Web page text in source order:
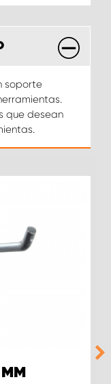
soporte
que desean